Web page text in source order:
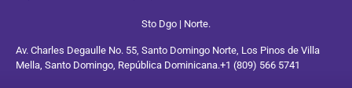
Sto Dgo | Norte.
Av. Charles Degaulle No. 55, Santo Domingo Norte, Los Pinos de Villa
Mella, Santo Domingo, República Dominicana.+1 (809) 566 5741